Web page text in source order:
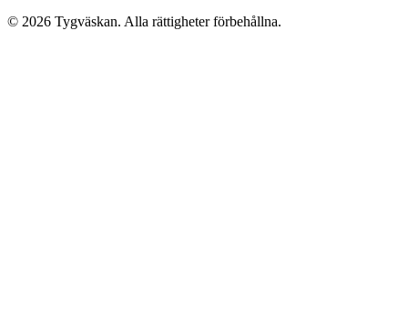
© 2026 Tygväskan. Alla rättigheter förbehållna.